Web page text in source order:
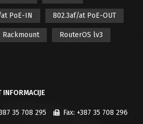
PoE-IN 802.3af/at PoE-OUT
Rackmount RouterOS lv3
INFORMACIJE
35 708 295 Fax: +387 35 708 296